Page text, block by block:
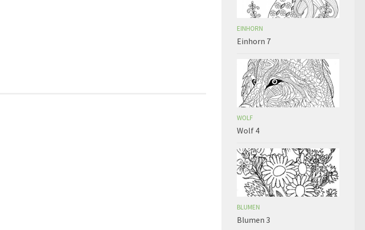
EINHORN
Einhorn 7
WOLF
Wolf 4
BLUMEN
Blumen 3